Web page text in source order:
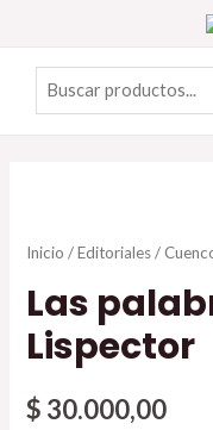
Inicio /Editoriales/
Las
Lispector
$ 30.000,00